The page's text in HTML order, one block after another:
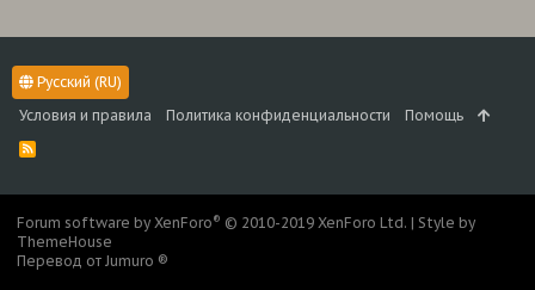
Русский (RU)
Условия и правила
Политика конфиденциальности Помощь
R
S
Forum software by XenForo® © 2010-2019 XenForo Ltd. | Style by
ThemeHouse
Перевод от Jumuro ®